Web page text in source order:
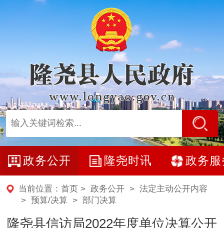
政务公开 隆尧时讯 政务服
当前位置： 首页 > 政务公开> 法定主动公开内容
> 预算/决算> 部门决算
隆尧县信访局2022年度单位决算公开